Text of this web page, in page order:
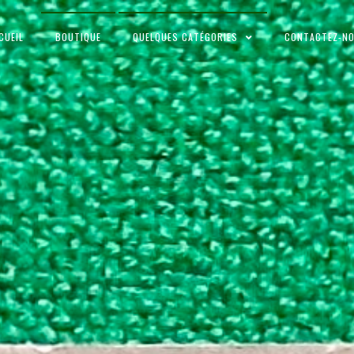
BOUTIQUE QUELQUES CATÉGORIES CONTACTEZ-